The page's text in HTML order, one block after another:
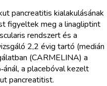
pancreatitis kialakulásának
figyeltek meg a linagliptint
rendszert és a
2,2 évig tartó (medián
(CARMELINA) a
a placebóval kezelt
pancreatitist.